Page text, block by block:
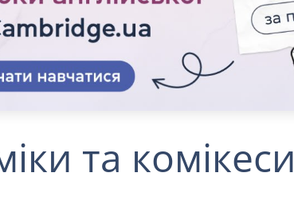
та комікеси